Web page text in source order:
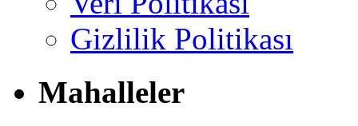
Gizlilik Politikası
Mahalleler